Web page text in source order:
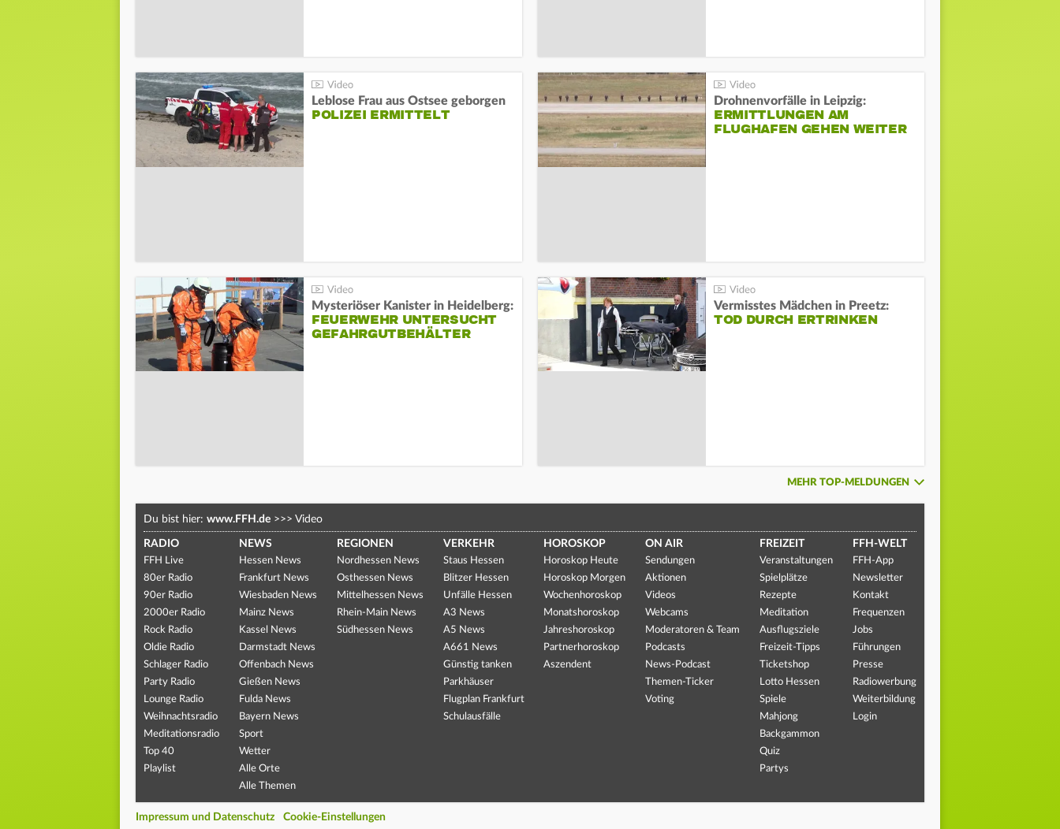
Leblose Frau aus Ostsee geborgen
POLIZEI ERMITTELT
Drohnenvorfälle in Leipzig:
ERMITTLUNGEN AM
FLUGHAFEN GEHEN WEITER
Mysteriöser Kanister in Heidelberg:
FEUERWEHR UNTERSUCHT
GEFAHRGUTBEHÄLTER
Vermisstes Mädchen in Preetz:
TOD DURCH ERTRINKEN
MEHR TOP-MELDUNGEN
Du bist hier: www.FFH.de >>> Video
RADIO
FFH Live
80er Radio
90er Radio
2000er Radio
Rock Radio
Oldie Radio
Schlager Radio
Party Radio
Lounge Radio
Weihnachtsradio
Meditationsradio
Top 40
Playlist
NEWS
Hessen News
Frankfurt News
Wiesbaden News
Mainz News
Kassel News
Darmstadt News
Offenbach News
Gießen News
Fulda News
Bayern News
Sport
Wetter
Alle Orte
Alle Themen
REGIONEN
Nordhessen News
Osthessen News
Mittelhessen News
Rhein-Main News
Südhessen News
VERKEHR
Staus Hessen
Blitzer Hessen
Unfälle Hessen
A3 News
A5 News
A661 News
Günstig tanken
Parkhäuser
Flugplan Frankfurt
Schulausfälle
HOROSKOP
Horoskop Heute
Horoskop Morgen
Wochenhoroskop
Monatshoroskop
Jahreshoroskop
Partnerhoroskop
Aszendent
ON AIR
Sendungen
Aktionen
Videos
Webcams
Moderatoren & Team
Podcasts
News-Podcast
Themen-Ticker
Voting
FREIZEIT
Veranstaltungen
Spielplätze
Rezepte
Meditation
Ausflugsziele
Freizeit-Tipps
Ticketshop
Lotto Hessen
Spiele
Mahjong
Backgammon
Quiz
Partys
FFH-WELT
FFH-App
Newsletter
Kontakt
Frequenzen
Jobs
Führungen
Presse
Radiowerbung
Weiterbildung
Login
Impressum und Datenschutz Cookie-Einstellungen